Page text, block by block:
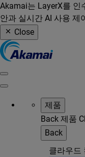
Akamai는 LayerX를 인
안과 실시간 AI 사용 제
Close
제품
Back 제품
Back
클라우드